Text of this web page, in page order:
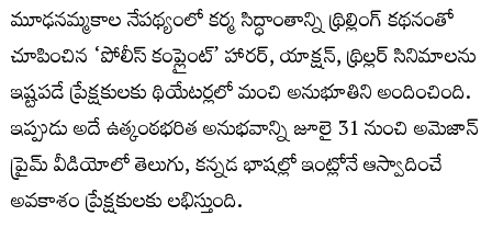
మూఢనమ్మకాల నేపథ్యంలో కర్మ సిద్ధాంతాన్ని థ్రిల్లింగ్ కథనంతో
చూపించిన ‘పోలీస్ కంప్లైంట్’ హారర్, యాక్షన్, థ్రిల్లర్ సినిమాలను
ఇష్టపడే ప్రేక్షకులకు థియేటర్లలో మంచి అనుభూతిని అందించింది.
ఇప్పుడు అదే ఉత్కంఠభరిత అనుభవాన్ని జూలై 31 నుంచి అమెజాన్
ప్రైమ్ వీడియోలో తెలుగు, కన్నడ భాషల్లో ఇంట్లోనే ఆస్వాదించే
అవకాశం ప్రేక్షకులకు లభిస్తుంది.